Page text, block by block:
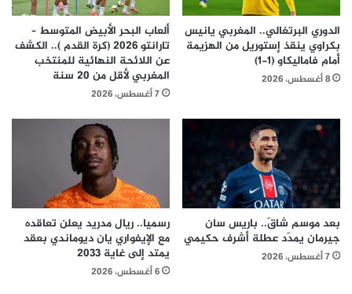
الدوري البرتغالي.. المغربي يانيس
بكراوي ينقذ إستوريل من الهزيمة
أمام فاماليكاو (1-1)
8 أغسطس، 2026
ألعاب البحر الأبيض المتوسط –
تارانتو 2026 (كرة القدم ).. الكشف
عن اللائحة النهائية للمنتخب
المغربي لأقل من 20 سنة
7 أغسطس، 2026
بعد موسم شاقّ.. باريس سان
جيرمان يمدّد عطلة أشرف حكيمي
7 أغسطس، 2026
رسميا.. ريال مدريد يعلن تعاقده
مع الإيفواري يان ديوماندي بعقد
يمتد إلى غاية 2033
6 أغسطس، 2026